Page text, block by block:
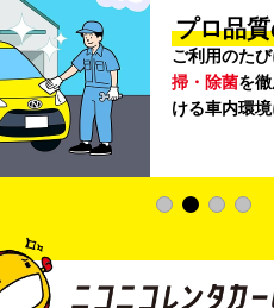
新
登録から4年
快適な車両
加料金は0円